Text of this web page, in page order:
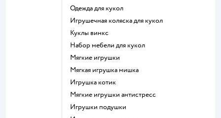
Одежда для кукол
Игрушечная коляска для кукол
Куклы винкс
Набор мебели для кукол
Мягкие игрушки
Мягкая игрушка мишка
Игрушка котик
Мягкие игрушки антистресс
Игрушки подушки